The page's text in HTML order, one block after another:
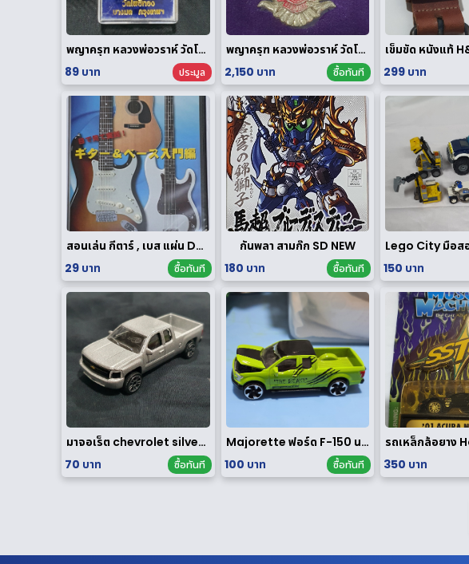
พญาครุฑ หลวงพ่อวราห์ วัดโพธิทอง กฐินพระราชทาน ปี 2564 เนื้อกะไหล่ทอง
89 บาท
ประมูล
พญาครุฑ หลวงพ่อวราห์ วัดโพธิทอง มหาบารมี2 เนื้อสัมฤทธิ์เงิน
2,150 บาท
ซื้อทันที
299 บาท
สอนเล่น กีตาร์ , เบส แผ่น DVD
29 บาท
ซื้อทันที
กันพลา สามก๊ก SD NEW
180 บาท
ซื้อทันที
150 บาท
มาจอเร็ต chevrolet silverado
70 บาท
ซื้อทันที
Majorette ฟอร์ด F-150 นอกแพค
100 บาท
ซื้อทันที
350 บาท